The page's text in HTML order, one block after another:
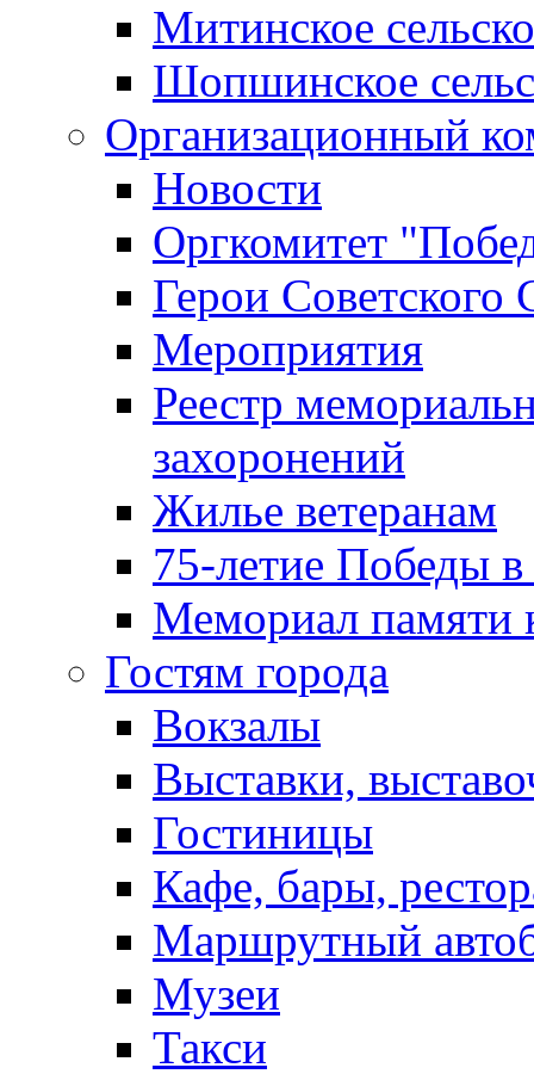
Митинское
Шопшинское
Организационный
Новости
Оргкомитет
Герои Советского
Мероприятия
Реестр
захоронений
Жилье ветеранам
75-летие Победы
Мемориал памяти
Гостям города
Вокзалы
Выставки,
Гостиницы
Кафе, бары,
Маршрутный
Музеи
Такси